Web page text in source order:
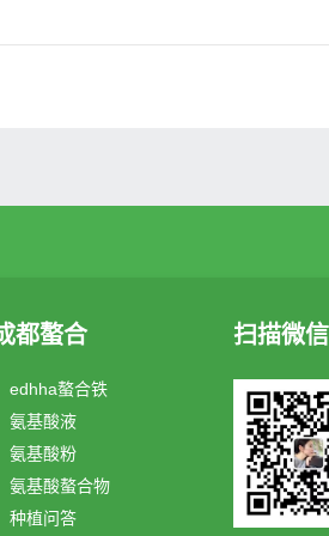
都螯合
edhha螯合铁
氨基酸液
氨基酸粉
氨基酸螯合物
种植问答
扫描微